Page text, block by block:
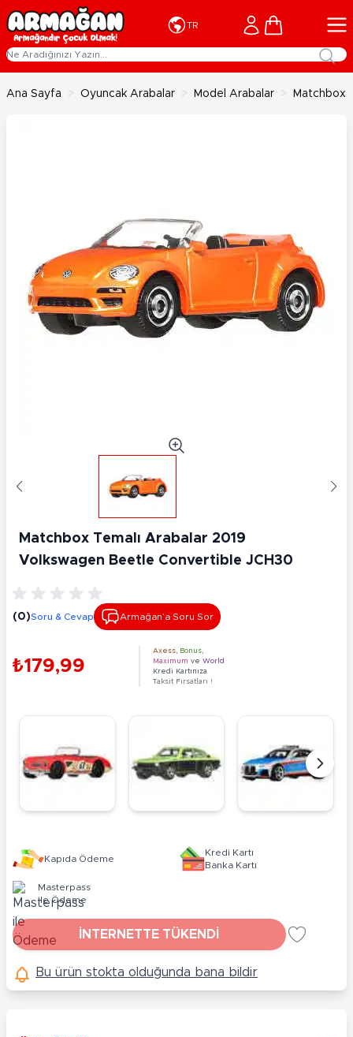
İçeriğe geç
TR Cart
Ana Sayfa > Oyuncak Arabalar > Model Arabalar > Matchbox
Matchbox Temalı Arabalar 2019
Volkswagen Beetle Convertible JCH30
(0)Soru & Cevap Armağan’a Soru Sor
₺179,99
Axess Bonus
Maximum ve World
Kredi Kartınıza
Taksit Fırsatları !
Kapıda Ödeme
Kredi Kartı
Banka Kartı
Masterpass
ile Ödeme
İNTERNETTE TÜKENDİ
Bu ürün stokta olduğunda bana bildir